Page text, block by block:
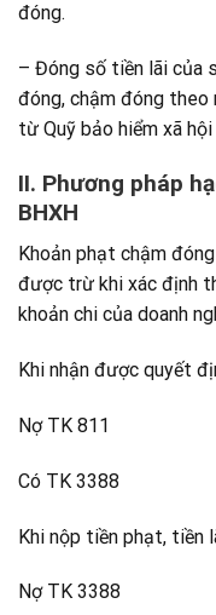
đóng.
– Đóng số tiền lãi của
đóng, chậm đóng
từ Quỹ bảo hiểm xã
II. Phương pháp
BHXH
Khoản phạt chậm
được trừ khi xác định
khoản chi của doanh
Khi nhận được quyết
Nợ TK 811
Có TK 3388
Khi nộp tiền phạt, tiền
Nợ TK 3388